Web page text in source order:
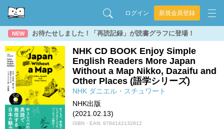
ログイン 新規会員登録
NEW お待たせしました！「再読記録」が読書グラフに登場！
NHK CD BOOK Enjoy Simple
English Readers More Japan
Without a Map Nikko, Dazaifu and
Other Places (語学シリーズ)
NHK ダニエル・スチュワート
NHK出版
(2021.02.13)
ISBN・EAN: 9784142132812